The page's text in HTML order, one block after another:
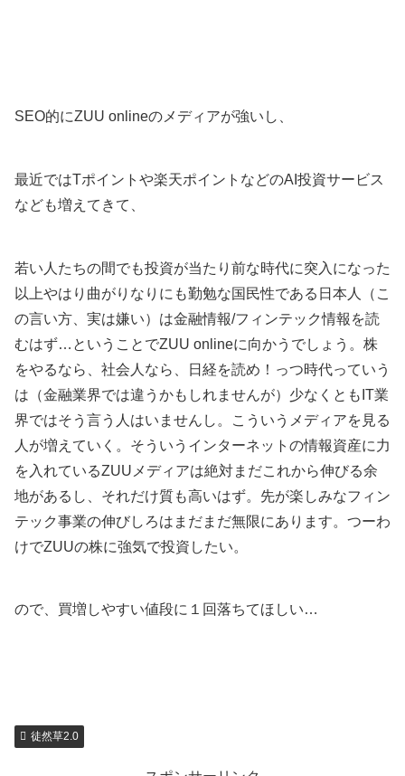
SEO的にZUU onlineのメディアが強いし、
最近ではTポイントや楽天ポイントなどのAI投資サービス
なども増えてきて、
若い人たちの間でも投資が当たり前な時代に突入になった
以上やはり曲がりなりにも勤勉な国民性である日本人（こ
の言い方、実は嫌い）は金融情報/フィンテック情報を読
むはず…ということでZUU onlineに向かうでしょう。株
をやるなら、社会人なら、日経を読め！っつ時代っていう
は（金融業界では違うかもしれませんが）少なくともIT業
界ではそう言う人はいませんし。こういうメディアを見る
人が増えていく。そういうインターネットの情報資産に力
を入れているZUUメディアは絶対まだこれから伸びる余
地があるし、それだけ質も高いはず。先が楽しみなフィン
テック事業の伸びしろはまだまだ無限にあります。つーわ
けでZUUの株に強気で投資したい。
ので、買増しやすい値段に１回落ちてほしい…
徒然草2.0